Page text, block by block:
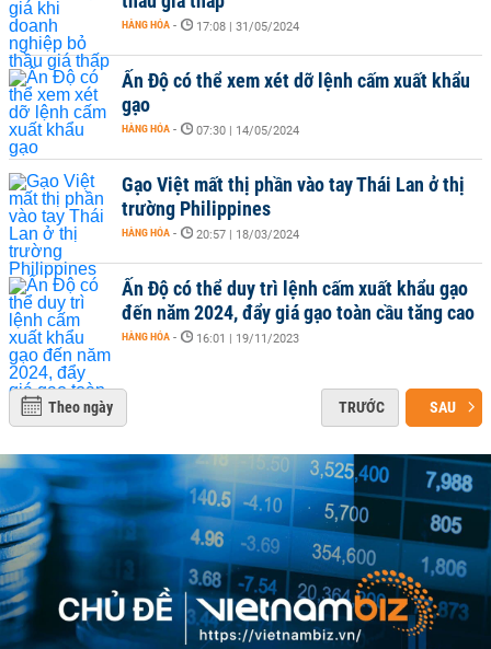
HÀNG HÓA - 17:08 | 31/05/2024
Ấn Độ có thể xem xét dỡ lệnh cấm xuất khẩu
gạo
HÀNG HÓA - 07:30 | 14/05/2024
Gạo Việt mất thị phần vào tay Thái Lan ở thị
trường Philippines
HÀNG HÓA - 20:57 | 18/03/2024
Ấn Độ có thể ​​duy trì lệnh cấm xuất khẩu gạo
đến năm 2024, đẩy giá gạo toàn cầu tăng cao
HÀNG HÓA - 16:01 | 19/11/2023
Theo ngày TRƯỚC SAU